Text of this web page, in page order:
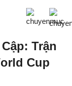
Trận
Cup